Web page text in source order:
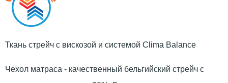
Ткань стрейч с вискозой и системой Clima Balance
Чехол матраса - качественный бельгийский стрейч с